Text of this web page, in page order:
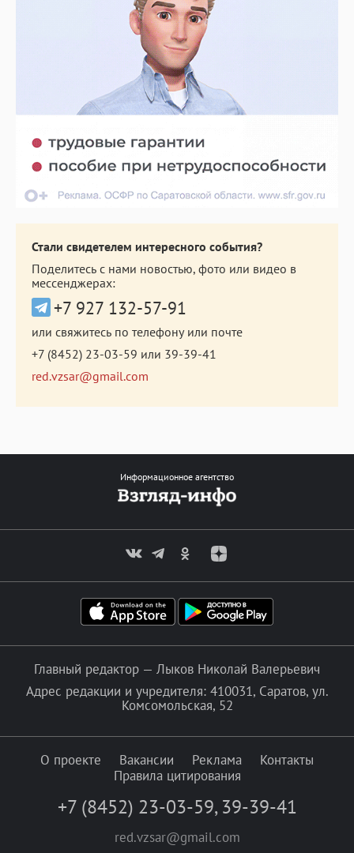
Стали свидетелем интересного события?
Поделитесь с нами новостью, фото или видео в
мессенджерах:
+7 927 132-57-91
или свяжитесь по телефону или почте
+7 (8452) 23-03-59 или 39-39-41
red.vzsar@gmail.com
Информационное агентство
Главный редактор — Лыков Николай Валерьевич
Адрес редакции и учредителя: 410031, Саратов, ул.
Комсомольская, 52
О проекте Вакансии Реклама
Контакты
Правила цитирования
+7 (8452) 23-03-59, 39-39-41
red.vzsar@gmail.com